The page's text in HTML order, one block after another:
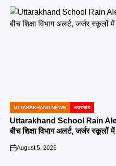
POSTED
IN
UTTARAKHAND NEWS उत्तराखंड
Uttarakhand School Rain
बीच शिक्षा विभाग अलर्ट, जर्जर स्कूलों
on
August 5, 2026